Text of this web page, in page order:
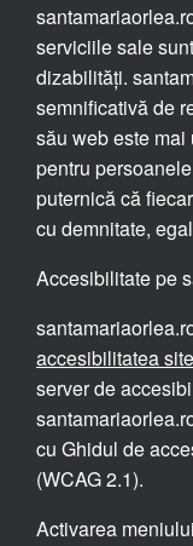
serviciile sale
dizabilități.
semnificativă de
său web este
pentru
puternică că
cu demnitate,
Accesibilitate pe
accesibilitatea
server de
cu Ghidul de
(WCAG 2.1).
Activarea